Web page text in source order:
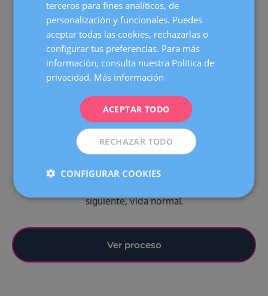
3
Tratamiento hormonal
Te administras la medicación en casa. Controles
4
siguiente, vida normal.
Ver proceso
terceros para fines analíticos, de
personalización y funcionales. Puedes
aceptar todas las cookies, rechazarlas o
configurar tus preferencias. Para más
información, consulta nuestra Política de
privacidad. Más información
ACEPTAR TODO
RECHAZAR TODO
CONFIGURAR COOKIES